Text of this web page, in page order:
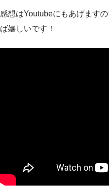
感想はYoutubeにもあげます
ば嬉しいです！